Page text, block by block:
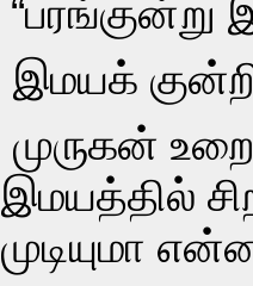
“பரங்குன்று
இமயக்
முருகன்
இமயத்தில்
முடியுமா